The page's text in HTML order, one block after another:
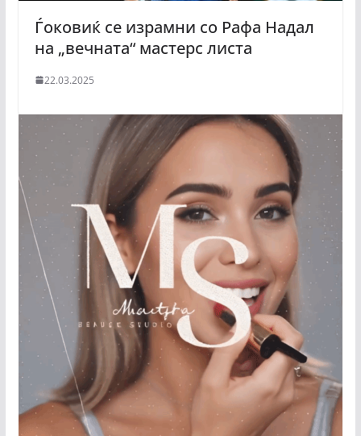
Ѓоковиќ се израмни со Рафа Надал
на „вечната“ мастерс листа
22.03.2025